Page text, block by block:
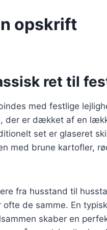
opskrift
ret til
med festlige
der er dækket af en
set er glaseret
med brune kartofler,
fra husstand til
de samme. En
skaber en